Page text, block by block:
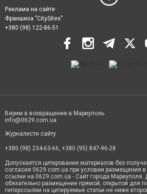
Реклама на сайте
Франшиза "CitySites"
+380 (98) 122-86-51
Верим в возвращение в Мариуполь
info@0629.com.ua
Журналисти сайту
+380 (98) 234-63-66, +380 (95) 847-96-28
Допускается цитирование материалов без
согласия 0629.com.ua при условии размещения в
ссылки на 0629.com.ua - Сайт города Мариуполя.
обязательно размещение прямой, открытой для
гиперссылки на цитируемые статьи не ниже